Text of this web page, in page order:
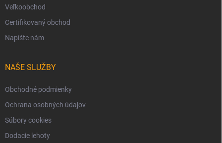
Veľkoobchod
Certifikovaný obchod
Napíšte nám
NAŠE SLUŽBY
Obchodné podmienky
Ochrana osobných údajov
Súbory cookies
Dodacie lehoty